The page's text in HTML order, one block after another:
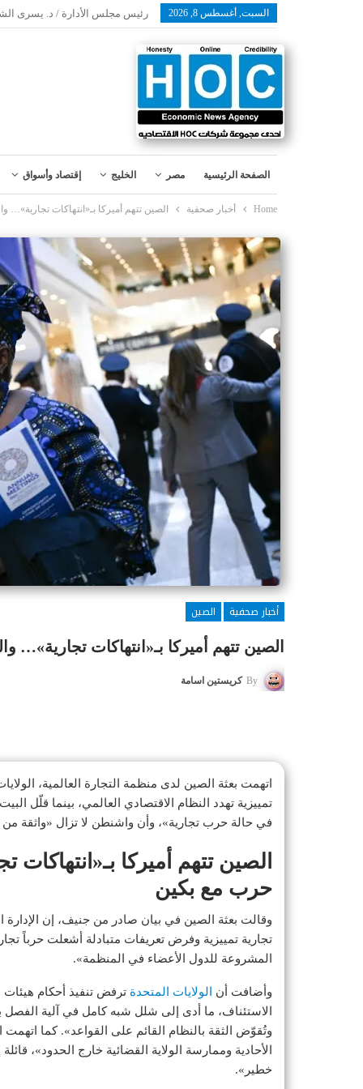
السبت, أغسطس 8, 2026 رئيس مجلس الأدارة / د. يسرى
الصفحة الرئيسية مصر الخليج إقتصاد وأسواق
Home أخبار صحفية الصين تتهم أميركا بـ«انتهاكات
أخبار صحفية
الصين
الصين تتهم أميركا بـ«انتهاكات
By كريستين اسامة
اتهمت بعثة الصين لدى منظمة التجارة العالمية،
تمييزية تهدد النظام الاقتصادي العالمي، بينما قلّل
في حالة حرب تجارية»، وأن واشنطن لا تزال «واثقة من
الصين تتهم أميركا
حرب مع بكين
تجارية تمييزية وفرض تعريفات متبادلة أشعلت حرباً
المشروعة للدول الأعضاء في المنظمة».
وأضافت أن الولايات المتحدة ترفض تنفيذ أحكام هيئات
الاستئناف، ما أدى إلى شلل شبه كامل في آلية
وتُقوّض الثقة بالنظام القائم على القواعد». كما اتهمت
الأحادية وممارسة الولاية القضائية خارج الحدود»،
خطير».